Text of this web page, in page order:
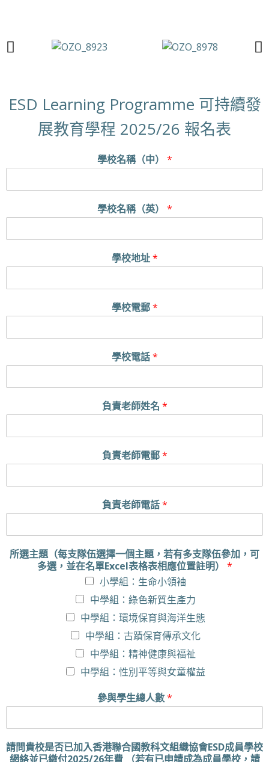
ESD Learning Programme 可持續發
展教育學程 2025/26 報名表
學校名稱（中） *
學校名稱（英） *
學校地址*
學校電郵*
學校電話*
負責老師姓名 *
負責老師電郵*
負責老師電話*
所選主題（每支隊伍選擇一個主題，若有多支隊伍參加，可
多選，並在名單Excel表格表相應位置註明） *
小學組：生命小領袖
中學組：綠色新質生產力
中學組：環境保育與海洋生態
中學組：古蹟保育傳承文化
中學組：精神健康與福祉
中學組：性別平等與女童權益
參與學生總人數*
請問貴校是否已加入香港聯合國教科文組織協會ESD成員學校
網絡並已繳付2025/26年費 （若有已申請成為成員學校，請